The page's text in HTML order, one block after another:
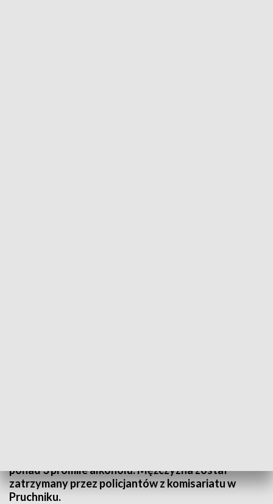
ponad 3 promile alkoholu. Mężczyzna został
zatrzymany przez policjantów z komisariatu w
Pruchniku.